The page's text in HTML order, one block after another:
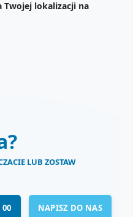
Twojej lokalizacji na
LUB ZOSTAW
00 NAPISZ DO NAS